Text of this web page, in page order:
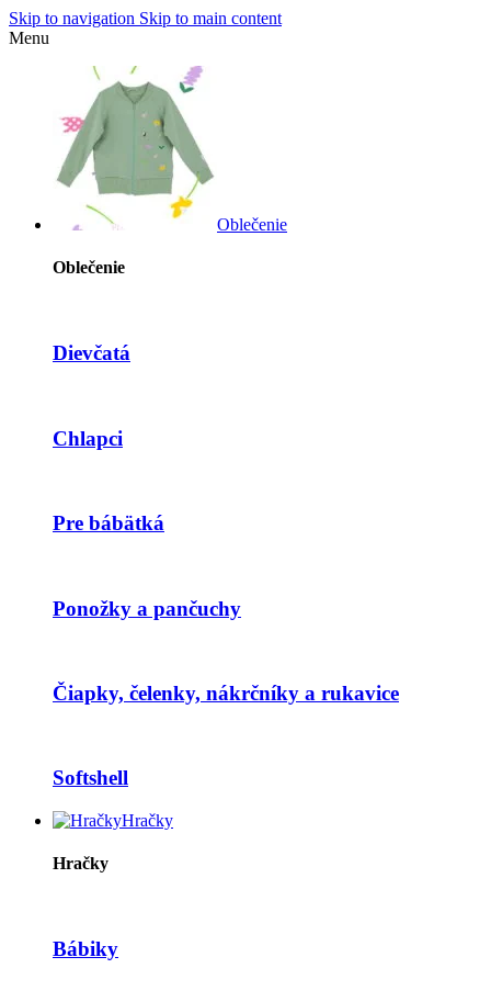
Skip to navigation Skip to main content
Menu
Oblečenie
Oblečenie
Dievčatá
Chlapci
Pre bábätká
Ponožky a pančuchy
Čiapky, čelenky, nákrčníky a rukavice
Softshell
Hračky
Hračky
Bábiky